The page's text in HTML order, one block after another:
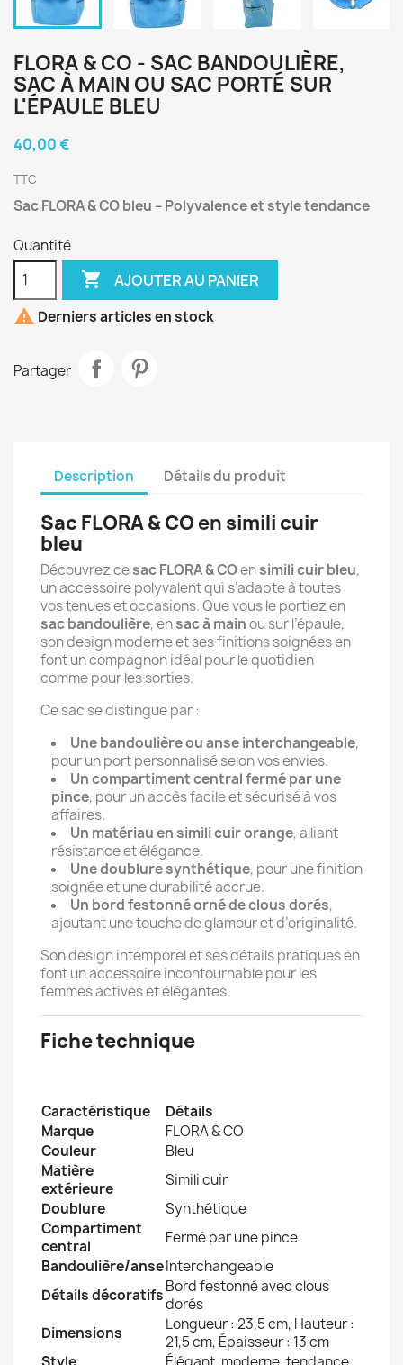
FLORA & CO - SAC BANDOULIÈRE,
SAC À MAIN OU SAC PORTÉ SUR
L'ÉPAULE BLEU
40,00 €
TTC
Sac FLORA & CO bleu – Polyvalence et style tendance
Quantité
 AJOUTER AU PANIER
 Derniers articles en stock
Partager
Description Détails du produit
Sac FLORA & CO en simili cuir
bleu
Découvrez cesac FLORA & COensimili cuir bleu,
un accessoire polyvalent qui s’adapte à toutes
vos tenues et occasions. Que vous le portiez en
sac bandoulière, ensac à mainou sur l’épaule,
son design moderne et ses finitions soignées en
font un compagnon idéal pour le quotidien
comme pour les sorties.
Ce sac se distingue par :
Une bandoulière ou anse interchangeable,
pour un port personnalisé selon vos envies.
Un compartiment central fermé par une
pince, pour un accès facile et sécurisé à vos
affaires.
Un matériau en simili cuir orange, alliant
résistance et élégance.
Une doublure synthétique, pour une finition
soignée et une durabilité accrue.
Un bord festonné orné de clous dorés,
ajoutant une touche de glamour et d’originalité.
Son design intemporel et ses détails pratiques en
font un accessoire incontournable pour les
femmes actives et élégantes.
Fiche technique
Caractéristique
Détails
Marque
FLORA & CO
Couleur
Bleu
Matière
extérieure
Simili cuir
Doublure
Synthétique
Compartiment
central
Fermé par une pince
Bandoulière/anseInterchangeable
Détails décoratifsBord festonné avec clous
dorés
Dimensions
Longueur : 23,5 cm, Hauteur :
21,5 cm, Épaisseur : 13 cm